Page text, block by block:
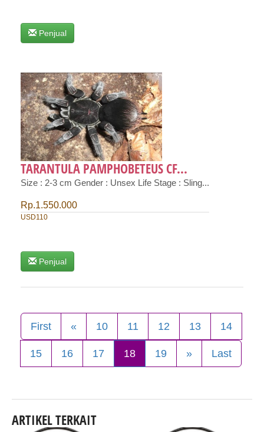
Penjual
TARANTULA PAMPHOBETEUS CF...
Size : 2-3 cm Gender : Unsex Life Stage : Sling...
Rp.1.550.000
USD110
Penjual
First « 10 11 12 13 14
15 16 17 18 19 » Last
ARTIKEL TERKAIT